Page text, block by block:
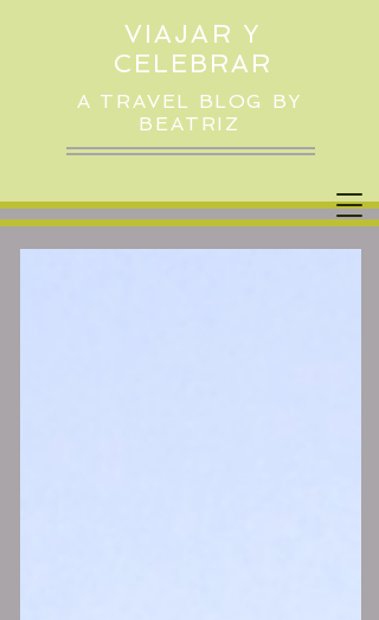
VIAJAR Y
CELEBRAR
A TRAVEL BLOG BY
BEATRIZ